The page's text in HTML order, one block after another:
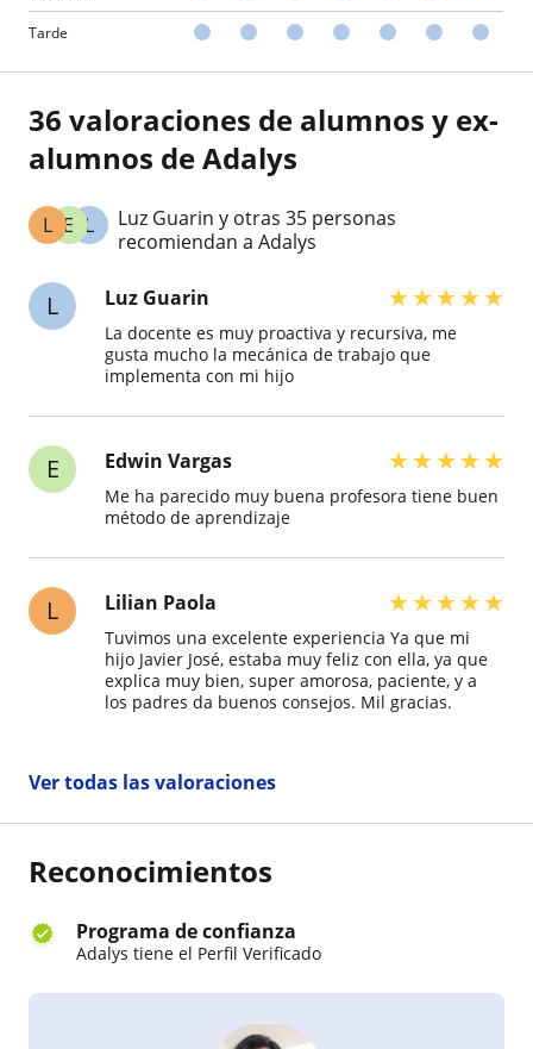
Tarde
36 valoraciones de alumnos y ex-
alumnos de Adalys
L
E
L
Luz Guarin y otras 35 personas
recomiendan a Adalys
L Luz Guarin ★★★★★
La docente es muy proactiva y recursiva, me
gusta mucho la mecánica de trabajo que
implementa con mi hijo
E Edwin Vargas ★★★★★
Me ha parecido muy buena profesora tiene buen
método de aprendizaje
L Lilian Paola ★★★★★
Tuvimos una excelente experiencia Ya que mi
hijo Javier José, estaba muy feliz con ella, ya que
explica muy bien, super amorosa, paciente, y a
los padres da buenos consejos. Mil gracias.
Ver todas las valoraciones
Reconocimientos
Programa de confianza
Adalys tiene el Perfil Verificado